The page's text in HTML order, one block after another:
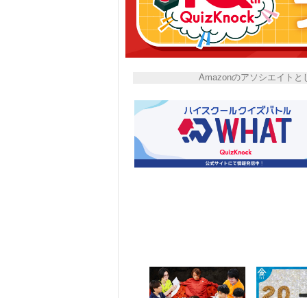
Amazonのアソシエイトと